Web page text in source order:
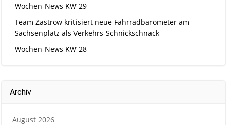
Wochen-News KW 29
Team Zastrow kritisiert neue Fahrradbarometer am
Sachsenplatz als Verkehrs-Schnickschnack
Wochen-News KW 28
Archiv
August 2026